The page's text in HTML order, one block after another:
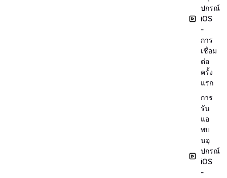
ปกรณ์
iOS
-
การ
เชื่อม
ต่อ
ครั้ง
แรก
การ
รัน
แอ
พบ
นอุ
ปกรณ์
iOS
-